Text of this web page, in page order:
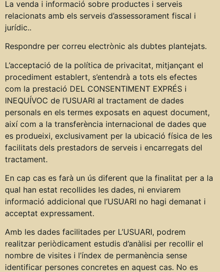
La venda i informació sobre productes i serveis
relacionats amb els serveis d’assessorament fiscal i
jurídic..
Respondre per correu electrònic als dubtes plantejats.
L’acceptació de la política de privacitat, mitjançant el
procediment establert, s’entendrà a tots els efectes
com la prestació DEL CONSENTIMENT EXPRÉS i
INEQUÍVOC de l’USUARI al tractament de dades
personals en els termes exposats en aquest document,
així com a la transferència internacional de dades que
es produeixi, exclusivament per la ubicació física de les
facilitats dels prestadors de serveis i encarregats del
tractament.
En cap cas es farà un ús diferent que la finalitat per a la
qual han estat recollides les dades, ni enviarem
informació addicional que l’USUARI no hagi demanat i
acceptat expressament.
Amb les dades facilitades per L’USUARI, podrem
realitzar periòdicament estudis d’anàlisi per recollir el
nombre de visites i l’índex de permanència sense
identificar persones concretes en aquest cas. No es